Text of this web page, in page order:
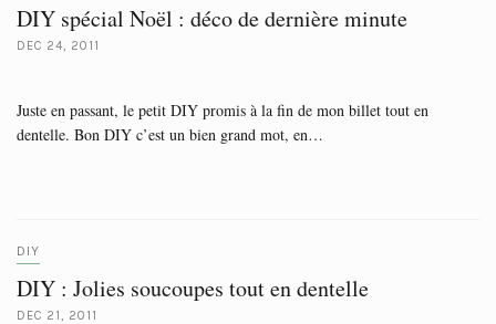
DIY spécial Noël : déco de dernière minute
DEC 24, 2011
Juste en passant, le petit DIY promis à la fin de mon billet tout en
dentelle. Bon DIY c’est un bien grand mot, en…
DIY
DIY : Jolies soucoupes tout en dentelle
DEC 21, 2011